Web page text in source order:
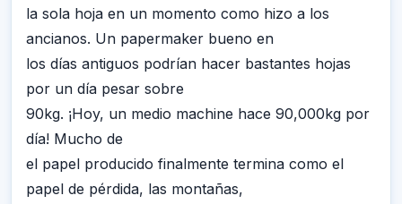
la sola hoja en un momento como hizo a los
ancianos. Un papermaker bueno en
los días antiguos podrían hacer bastantes hojas
por un día pesar sobre
90kg. ¡Hoy, un medio machine hace 90,000kg por
día! Mucho de
el papel producido finalmente termina como el
papel de pérdida, las montañas,